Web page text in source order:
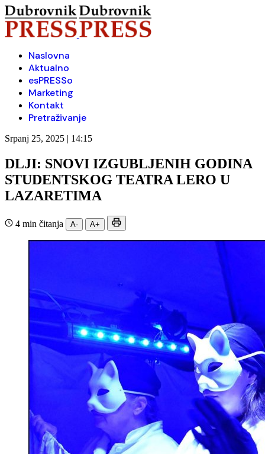
Naslovna
Aktualno
esPRESSo
Marketing
Kontakt
Pretraživanje
Srpanj 25, 2025 | 14:15
DLJI: SNOVI IZGUBLJENIH GODINA
STUDENTSKOG TEATRA LERO U
LAZARETIMA
4 min čitanja A- A+